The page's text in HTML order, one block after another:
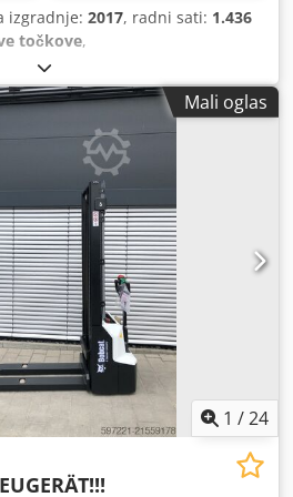
izgradnje: 2017, radni sati: 1.436
točkove,
Mali oglas
1 /24